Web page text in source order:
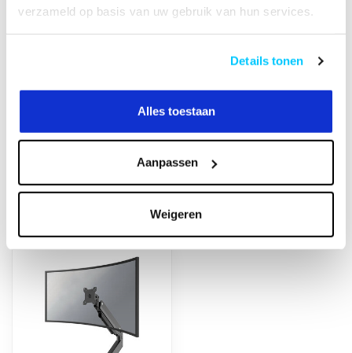
verzameld op basis van uw gebruik van hun services.
Details tonen
Alles toestaan
Aanpassen
Weigeren
Heeft u een vraag over dit product?
Of heeft u hulp nodig bij het bestellen? Neem
info@neomounts24.nlof+31 368487320. We